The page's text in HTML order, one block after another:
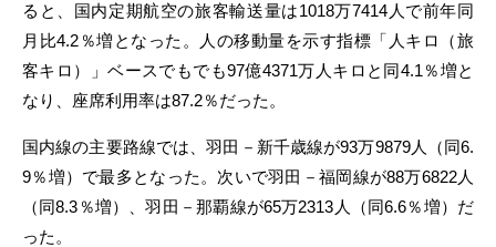
ると、国内定期航空の旅客輸送量は1018万7414人で前年同
月比4.2％増となった。人の移動量を示す指標「人キロ（旅
客キロ）」ベースでもでも97億4371万人キロと同4.1％増と
なり、座席利用率は87.2％だった。
国内線の主要路線では、羽田－新千歳線が93万9879人（同6.
9％増）で最多となった。次いで羽田－福岡線が88万6822人
（同8.3％増）、羽田－那覇線が65万2313人（同6.6％増）だ
った。